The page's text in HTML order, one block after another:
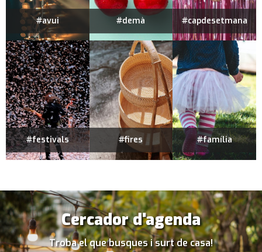
#avui #demà #capdesetmana
#festivals #fires #família
Cercador d'agenda
Troba el que busques i surt de casa!